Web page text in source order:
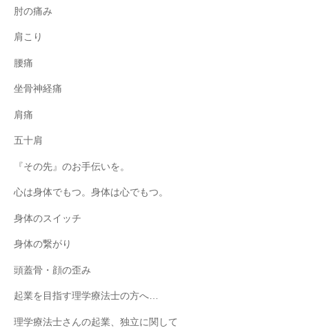
肘の痛み
肩こり
腰痛
坐骨神経痛
肩痛
五十肩
『その先』のお手伝いを。
心は身体でもつ。身体は心でもつ。
身体のスイッチ
身体の繋がり
頭蓋骨・顔の歪み
起業を目指す理学療法士の方へ…
理学療法士さんの起業、独立に関して